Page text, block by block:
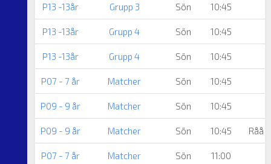
P13 -13år Grupp 3 Sön 10:45
P13 -13år Grupp 4 Sön 10:45
P13 -13år Grupp 4 Sön 10:45
P07 - 7 år Matcher Sön 10:45
P09 - 9 år Matcher Sön 10:45
P09 - 9 år Matcher Sön 10:45 Råå
P07 - 7 år Matcher Sön 11:00